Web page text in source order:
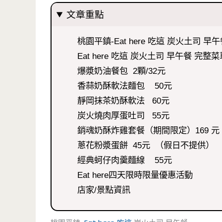
文章重點
桃園平鎮-Eat here 吃這 炭火土司 早午
Eat here 吃這 炭火土司 早午餐 完整
爆漿奶油餐包 2顆/32元
香蒜奶酥軟法麵包 50元
靜岡抹茶奶酥軟法 60元
炭火燒肉厚蛋吐司 55元
銷魂奶酥炸雞套餐（期間限定）169 元
蔥花粉漿蛋餅 45元 （假日不提供）
經典蚵仔肉羹麵線 55元
Eat here四天限時限量優惠活動
店家/景點資訊